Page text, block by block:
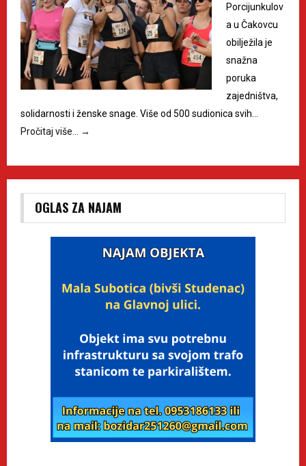
Porcijunkulov
a u Čakovcu
obilježila je
snažna
poruka
zajedništva,
solidarnosti i ženske snage. Više od 500 sudionica svih…
Pročitaj više…
→
OGLAS ZA NAJAM